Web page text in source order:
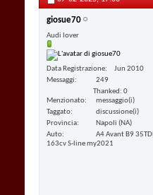
giosue70
Audi lover
Data Registrazione
Jun 2010
Messaggi
249
Thanked: 0
Menzionato
messaggio(i)
Taggato
discussione(i)
Provincia
Napoli (NA)
Auto
A4 Avant B9 35TDI
163cv S-line my2021